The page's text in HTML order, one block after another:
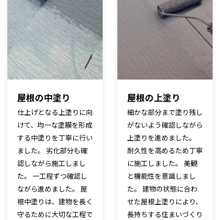
屋根の中塗り
仕上げとなる上塗りに向
けて、均一な塗膜を形成
する中塗りを丁寧に行い
ました。 劣化部分も確
認しながら施工しまし
た。 一工程ずつ確認し
ながら進めました。 屋
根中塗りは、建物を長く
守るために大切な工程で
屋根の上塗り
細かな部分まで塗り残し
がないよう確認しながら
上塗りを進めました。
耐久性を高めるため丁寧
に施工しました。 美観
と機能性を意識しまし
た。 建物の状態に合わ
せた屋根上塗りにより、
長持ちする住まいづくり